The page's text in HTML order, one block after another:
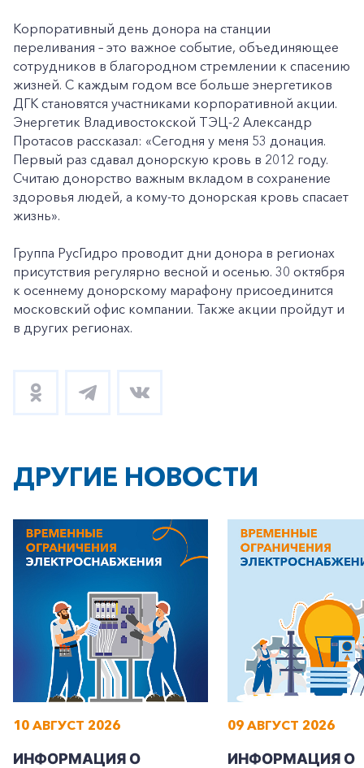
+7-800-700-24-57
Корпоративный день донора на станции
переливания – это важное событие, объединяющее
сотрудников в благородном стремлении к спасению
жизней. С каждым годом все больше энергетиков
ДГК становятся участниками корпоративной акции.
Энергетик Владивостокской ТЭЦ-2 Александр
Протасов рассказал: «Сегодня у меня 53 донация.
Первый раз сдавал донорскую кровь в 2012 году.
Считаю донорство важным вкладом в сохранение
здоровья людей, а кому-то донорская кровь спасает
жизнь».
Группа РусГидро проводит дни донора в регионах
присутствия регулярно весной и осенью. 30 октября
к осеннему донорскому марафону присоединится
московский офис компании. Также акции пройдут и
в других регионах.
ДРУГИЕ НОВОСТИ
10 АВГУСТ 2026
ИНФОРМАЦИЯ О
09 АВГУСТ 2026
ИНФОРМАЦИЯ О